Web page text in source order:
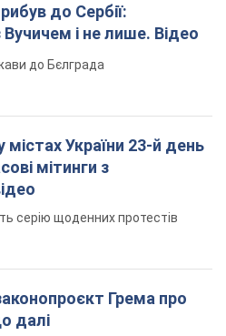
до Сербії:
Вучичем і не лише. Відео
до Бєлграда
України 23-й день
мітинги з
серію щоденних протестів
Грема про
далі